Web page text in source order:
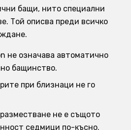
бащи, нито специални
Той описва преди всичко
не означава автоматично
бащинство.
при близнаци не го
не е същото
седмици по-късно.